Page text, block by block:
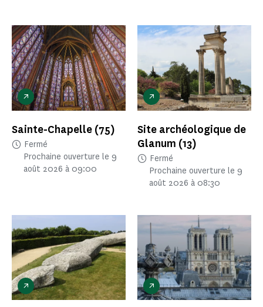
Sainte-Chapelle (75)
Fermé
Prochaine ouverture le 9
août 2026 à 09:00
Site archéologique de
Glanum (13)
Fermé
Prochaine ouverture le 9
août 2026 à 08:30